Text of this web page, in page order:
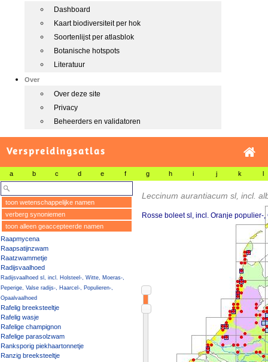
Dashboard
Kaart biodiversiteit per hok
Soortenlijst per atlasblok
Botanische hotspots
Literatuur
Over
Over deze site
Privacy
Beheerders en validatoren
Verspreidingsatlas
a b c d e f g h i j k l
toon wetenschappelijke namen
verberg synoniemen
toon alleen geaccepteerde namen
Raapmycena
Raapsatijnzwam
Raatzwammetje
Radijsvaalhoed
Radijsvaalhoed sl, incl. Holsteel-, Witte, Moeras-,
Peperige, Valse radijs-, Haarcel-, Populieren-,
Opaalvaalhoed
Rafelig breeksteeltje
Rafelig wasje
Rafelige champignon
Rafelige parasolzwam
Ranksporig piekhaartonnetje
Ranzig breeksteeltje
Leccinum aurantiacum sl, incl.
Rosse boleet sl, incl. Oranje populier-